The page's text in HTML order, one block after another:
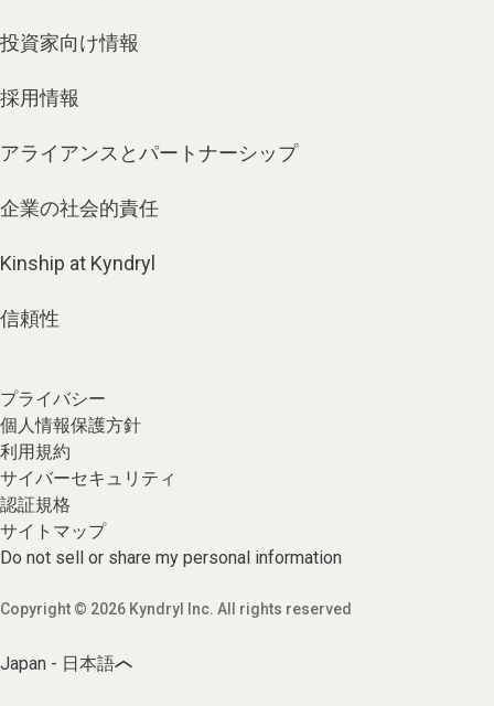
投資家向け情報
採用情報
アライアンスとパートナーシップ
企業の社会的責任
Kinship at Kyndryl
信頼性
プライバシー
個人情報保護方針
利用規約
サイバーセキュリティ
認証規格
サイトマップ
Do not sell or share my personal information
Copyright © 2026 Kyndryl Inc. All rights reserved
Japan - 日本語